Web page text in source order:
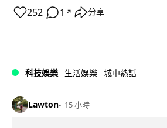
252 1 ↗ 分享
科技娛樂 生活娛樂 城中熱話
Lawton 15 小時